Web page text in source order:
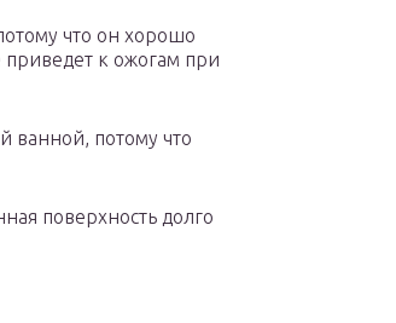
что он хорошо
приведет к ожогам при
ванной, потому что
поверхность долго